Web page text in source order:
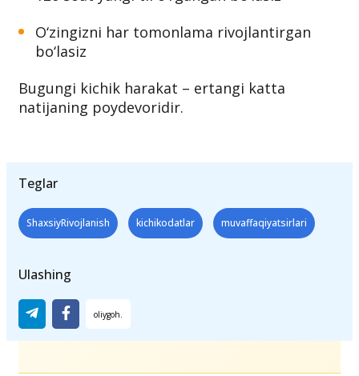
120 soat yangi til o‘rgangan bo‘lasiz
O‘zingizni har tomonlama rivojlantirgan
bo‘lasiz
Teglar
ShaxsiyRivojlanish
Ulashing